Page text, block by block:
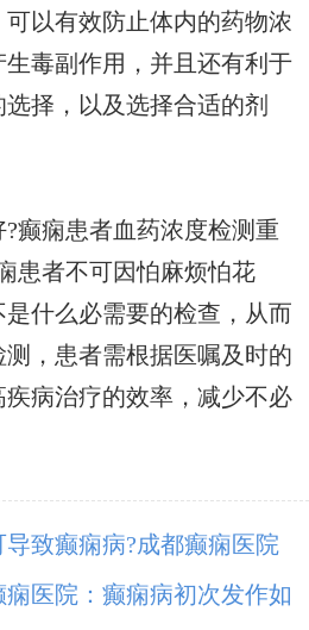
以有效防止体内的药物浓
毒副作用，并且还有利于
择，以及选择合适的剂
癫痫患者血药浓度检测重
患者不可因怕麻烦怕花
什么必需要的检查，从而
，患者需根据医嘱及时的
病治疗的效率，减少不必
导致癫痫病?成都癫痫医院
痫医院：癫痫病初次发作如